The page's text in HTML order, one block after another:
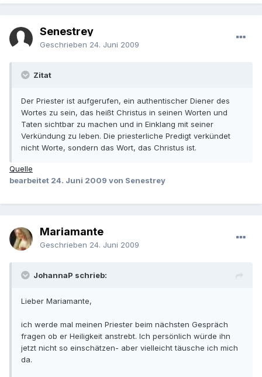
Senestrey
Geschrieben 24. Juni 2009
Zitat
Der Priester ist aufgerufen, ein authentischer Diener des
Wortes zu sein, das heißt Christus in seinen Worten und
Taten sichtbar zu machen und in Einklang mit seiner
Verkündung zu leben. Die priesterliche Predigt verkündet
nicht Worte, sondern das Wort, das Christus ist.
Quelle
bearbeitet 24. Juni 2009 von Senestrey
Mariamante
Geschrieben 24. Juni 2009
JohannaP schrieb:
Lieber Mariamante,
ich werde mal meinen Priester beim nächsten Gespräch
fragen ob er Heiligkeit anstrebt. Ich persönlich würde ihn
jetzt nicht so einschätzen- aber vielleicht täusche ich mich
da.